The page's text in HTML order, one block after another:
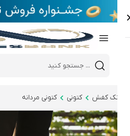
Mobile header search
e
کفش کتونی کتونی مردانه